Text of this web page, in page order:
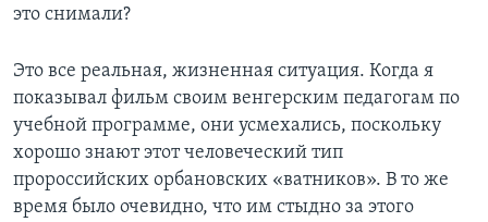
это снимали?
Это все реальная, жизненная ситуация. Когда я
показывал фильм своим венгерским педагогам по
учебной программе, они усмехались, поскольку
хорошо знают этот человеческий тип
пророссийских орбановских «ватников». В то же
время было очевидно, что им стыдно за этого